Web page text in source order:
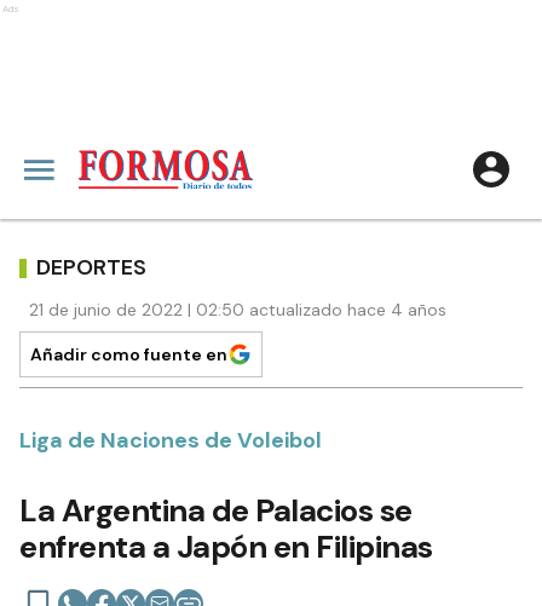
Ads
DEPORTES
21 de junio de 2022 | 02:50 actualizado hace 4 años
Añadir como fuente en
Liga de Naciones de Voleibol
La Argentina de Palacios se
enfrenta a Japón en Filipinas